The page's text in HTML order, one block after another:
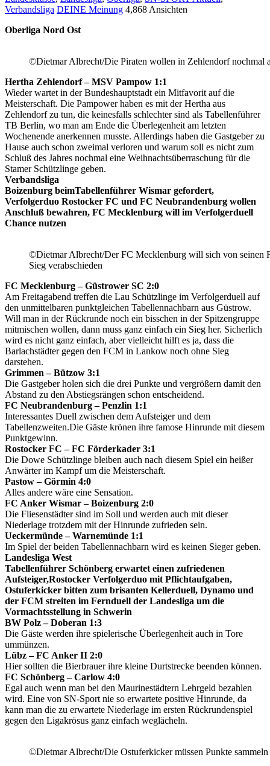
Verbandsliga DEINE Meinung 4,868 Ansichten
Oberliga Nord Ost
©Dietmar Albrecht/Die Piraten wollen in Zehlendorf nochmal
Hertha Zehlendorf – MSV Pampow 1:1
Wieder wartet in der Bundeshauptstadt ein Mitfavorit auf die
Meisterschaft. Die Pampower haben es mit der Hertha aus
Zehlendorf zu tun, die keinesfalls schlechter sind als Tabellenführer
TB Berlin, wo man am Ende die Überlegenheit am letzten
Wochenende anerkennen musste. Allerdings haben die Gastgeber zu
Hause auch schon zweimal verloren und warum soll es nicht zum
Schluß des Jahres nochmal eine Weihnachtsüberraschung für die
Stamer Schützlinge geben.
Verbandsliga
Boizenburg beimTabellenführer Wismar gefordert,
Verfolgerduo Rostocker FC und FC Neubrandenburg wollen
Anschluß bewahren, FC Mecklenburg will im Verfolgerduell
Chance nutzen
©Dietmar Albrecht/Der FC Mecklenburg will sich von seinen
Sieg verabschieden
FC Mecklenburg – Güstrower SC 2:0
Am Freitagabend treffen die Lau Schützlinge im Verfolgerduell auf
den unmittelbaren punktgleichen Tabellennachbarn aus Güstrow.
Will man in der Rückrunde noch ein bisschen in der Spitzengruppe
mitmischen wollen, dann muss ganz einfach ein Sieg her. Sicherlich
wird es nicht ganz einfach, aber vielleicht hilft es ja, dass die
Barlachstädter gegen den FCM in Lankow noch ohne Sieg
darstehen.
Grimmen – Bützow 3:1
Die Gastgeber holen sich die drei Punkte und vergrößern damit den
Abstand zu den Abstiegsrängen schon entscheidend.
FC Neubrandenburg – Penzlin 1:1
Interessantes Duell zwischen dem Aufsteiger und dem
Tabellenzweiten.Die Gäste krönen ihre famose Hinrunde mit diesem
Punktgewinn.
Rostocker FC – FC Förderkader 3:1
Die Dowe Schützlinge bleiben auch nach diesem Spiel ein heißer
Anwärter im Kampf um die Meisterschaft.
Pastow – Görmin 4:0
Alles andere wäre eine Sensation.
FC Anker Wismar – Boizenburg 2:0
Die Fliesenstädter sind im Soll und werden auch mit dieser
Niederlage trotzdem mit der Hinrunde zufrieden sein.
Ueckermünde – Warnemünde 1:1
Im Spiel der beiden Tabellennachbarn wird es keinen Sieger geben.
Landesliga West
Tabellenführer Schönberg erwartet einen zufriedenen
Aufsteiger,Rostocker Verfolgerduo mit Pflichtaufgaben,
Ostuferkicker bitten zum brisanten Kellerduell, Dynamo und
der FCM streiten im Fernduell der Landesliga um die
Vormachtsstellung in Schwerin
BW Polz – Doberan 1:3
Die Gäste werden ihre spielerische Überlegenheit auch in Tore
ummünzen.
Lübz – FC Anker II 2:0
Hier sollten die Bierbrauer ihre kleine Durtstrecke beenden können.
FC Schönberg – Carlow 4:0
Egal auch wenn man bei den Maurinestädtern Lehrgeld bezahlen
wird. Eine von SN-Sport nie so erwartete positive Hinrunde, da
kann man die zu erwartete Niederlage im ersten Rückrundenspiel
gegen den Ligakrösus ganz einfach weglächeln.
©Dietmar Albrecht/Die Ostuferkicker müssen Punkte sammeln